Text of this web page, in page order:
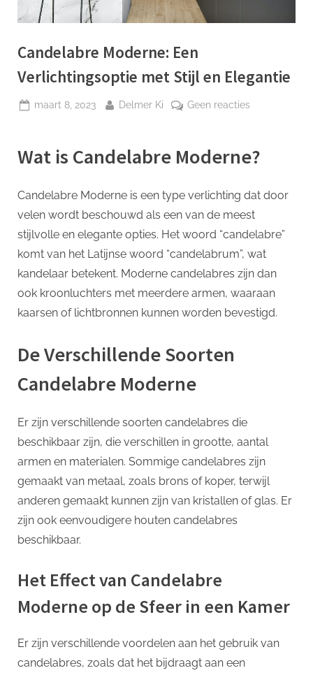
Candelabre Moderne: Een
Verlichtingsoptie met Stijl en Elegantie
Geplaatst
maart 8, 2023 Door
Delmer Ki Geen reactiesop
Een
Stijl
en
Elegantie
Wat is Candelabre Moderne?
Candelabre Moderne is een type verlichting dat door
velen wordt beschouwd als een van de meest
stijlvolle en elegante opties. Het woord “candelabre”
komt van het Latijnse woord “candelabrum”, wat
kandelaar betekent. Moderne candelabres zijn dan
ook kroonluchters met meerdere armen, waaraan
kaarsen of lichtbronnen kunnen worden bevestigd.
De Verschillende Soorten
Candelabre Moderne
Er zijn verschillende soorten candelabres die
beschikbaar zijn, die verschillen in grootte, aantal
armen en materialen. Sommige candelabres zijn
gemaakt van metaal, zoals brons of koper, terwijl
anderen gemaakt kunnen zijn van kristallen of glas. Er
zijn ook eenvoudigere houten candelabres
beschikbaar.
Het Effect van Candelabre
Moderne op de Sfeer in een Kamer
Er zijn verschillende voordelen aan het gebruik van
candelabres, zoals dat het bijdraagt aan een